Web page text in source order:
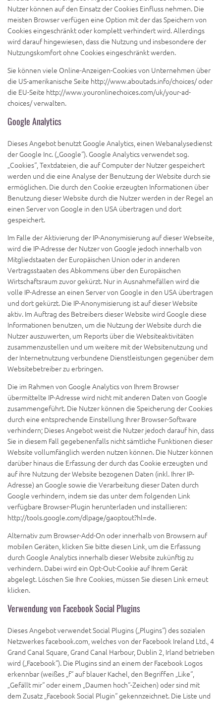
Nutzer können auf den Einsatz der Cookies Einfluss nehmen. Die
meisten Browser verfügen eine Option mit der das Speichern von
Cookies eingeschränkt oder komplett verhindert wird. Allerdings
wird darauf hingewiesen, dass die Nutzung und insbesondere der
Nutzungskomfort ohne Cookies eingeschränkt werden.
Sie können viele Online-Anzeigen-Cookies von Unternehmen über
die US-amerikanische Seite http://www.aboutads.info/choices/ oder
die EU-Seite http://www.youronlinechoices.com/uk/your-ad-
choices/ verwalten.
Google Analytics
Dieses Angebot benutzt Google Analytics, einen Webanalysedienst
der Google Inc. („Google“). Google Analytics verwendet sog.
„Cookies“, Textdateien, die auf Computer der Nutzer gespeichert
werden und die eine Analyse der Benutzung der Website durch sie
ermöglichen. Die durch den Cookie erzeugten Informationen über
Benutzung dieser Website durch die Nutzer werden in der Regel an
einen Server von Google in den USA übertragen und dort
gespeichert.
Im Falle der Aktivierung der IP-Anonymisierung auf dieser Webseite,
wird die IP-Adresse der Nutzer von Google jedoch innerhalb von
Mitgliedstaaten der Europäischen Union oder in anderen
Vertragsstaaten des Abkommens über den Europäischen
Wirtschaftsraum zuvor gekürzt. Nur in Ausnahmefällen wird die
volle IP-Adresse an einen Server von Google in den USA übertragen
und dort gekürzt. Die IP-Anonymisierung ist auf dieser Website
aktiv. Im Auftrag des Betreibers dieser Website wird Google diese
Informationen benutzen, um die Nutzung der Website durch die
Nutzer auszuwerten, um Reports über die Websiteaktivitäten
zusammenzustellen und um weitere mit der Websitenutzung und
der Internetnutzung verbundene Dienstleistungen gegenüber dem
Websitebetreiber zu erbringen.
Die im Rahmen von Google Analytics von Ihrem Browser
übermittelte IP-Adresse wird nicht mit anderen Daten von Google
zusammengeführt. Die Nutzer können die Speicherung der Cookies
durch eine entsprechende Einstellung Ihrer Browser-Software
verhindern; Dieses Angebot weist die Nutzer jedoch darauf hin, dass
Sie in diesem Fall gegebenenfalls nicht sämtliche Funktionen dieser
Website vollumfänglich werden nutzen können. Die Nutzer können
darüber hinaus die Erfassung der durch das Cookie erzeugten und
auf ihre Nutzung der Website bezogenen Daten (inkl. Ihrer IP-
Adresse) an Google sowie die Verarbeitung dieser Daten durch
Google verhindern, indem sie das unter dem folgenden Link
verfügbare Browser-Plugin herunterladen und installieren:
http://tools.google.com/dlpage/gaoptout?hl=de.
Alternativ zum Browser-Add-On oder innerhalb von Browsern auf
mobilen Geräten, klicken Sie bitte diesen Link, um die Erfassung
durch Google Analytics innerhalb dieser Website zukünftig zu
verhindern. Dabei wird ein Opt-Out-Cookie auf Ihrem Gerät
abgelegt. Löschen Sie Ihre Cookies, müssen Sie diesen Link erneut
klicken.
Verwendung von Facebook Social Plugins
Dieses Angebot verwendet Social Plugins („Plugins“) des sozialen
Netzwerkes facebook.com, welches von der Facebook Ireland Ltd., 4
Grand Canal Square, Grand Canal Harbour, Dublin 2, Irland betrieben
wird („Facebook“). Die Plugins sind an einem der Facebook Logos
erkennbar (weißes „f“ auf blauer Kachel, den Begriffen „Like“,
„Gefällt mir“ oder einem „Daumen hoch“-Zeichen) oder sind mit
dem Zusatz „Facebook Social Plugin“ gekennzeichnet. Die Liste und